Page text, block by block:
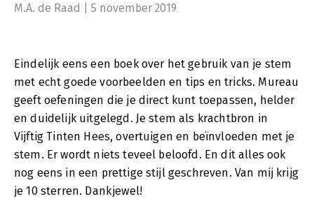
M.A. de Raad | 5 november 2019
Eindelijk eens een boek over het gebruik van je stem
met echt goede voorbeelden en tips en tricks. Mureau
geeft oefeningen die je direct kunt toepassen, helder
en duidelijk uitgelegd. Je stem als krachtbron in
Vijftig Tinten Hees, overtuigen en beïnvloeden met je
stem. Er wordt niets teveel beloofd. En dit alles ook
nog eens in een prettige stijl geschreven. Van mij krijg
je 10 sterren. Dankjewel!